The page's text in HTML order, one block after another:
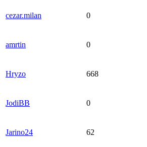
cezar.milan 0
amrtin 0
Hryzo 668
JodiBB 0
Jarino24 62